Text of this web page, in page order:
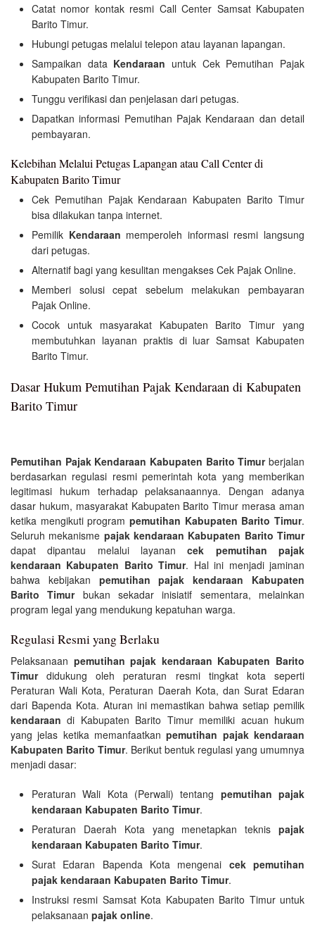
Catat nomor kontak resmi Call Center Samsat Kabupaten
Barito Timur.
Hubungi petugas melalui telepon atau layanan lapangan.
Sampaikan data Kendaraan untuk Cek Pemutihan Pajak
Kabupaten Barito Timur.
Tunggu verifikasi dan penjelasan dari petugas.
Dapatkan informasi Pemutihan Pajak Kendaraan dan detail
pembayaran.
Kelebihan Melalui Petugas Lapangan atau Call Center di
Kabupaten Barito Timur
Cek Pemutihan Pajak Kendaraan Kabupaten Barito Timur
bisa dilakukan tanpa internet.
Pemilik Kendaraan memperoleh informasi resmi langsung
dari petugas.
Alternatif bagi yang kesulitan mengakses Cek Pajak Online.
Memberi solusi cepat sebelum melakukan pembayaran
Pajak Online.
Cocok untuk masyarakat Kabupaten Barito Timur yang
membutuhkan layanan praktis di luar Samsat Kabupaten
Barito Timur.
Dasar Hukum Pemutihan Pajak Kendaraan di Kabupaten
Barito Timur
Pemutihan Pajak Kendaraan Kabupaten Barito Timurberjalan
berdasarkan regulasi resmi pemerintah kota yang memberikan
legitimasi hukum terhadap pelaksanaannya. Dengan adanya
dasar hukum, masyarakat Kabupaten Barito Timur merasa aman
ketika mengikuti program pemutihan Kabupaten Barito Timur.
Seluruh mekanisme pajak kendaraan Kabupaten Barito Timur
dapat dipantau melalui layanancek pemutihan pajak
kendaraan Kabupaten Barito Timur. Hal ini menjadi jaminan
bahwa kebijakan pemutihan pajak kendaraan Kabupaten
Barito Timurbukan sekadar inisiatif sementara, melainkan
program legal yang mendukung kepatuhan warga.
Regulasi Resmi yang Berlaku
Pelaksanaan pemutihan pajak kendaraan Kabupaten Barito
Timurdidukung oleh peraturan resmi tingkat kota seperti
Peraturan Wali Kota, Peraturan Daerah Kota, dan Surat Edaran
dari Bapenda Kota. Aturan ini memastikan bahwa setiap pemilik
kendaraan di Kabupaten Barito Timur memiliki acuan hukum
yang jelas ketika memanfaatkanpemutihan pajak kendaraan
Kabupaten Barito Timur. Berikut bentuk regulasi yang umumnya
menjadi dasar:
Peraturan Wali Kota (Perwali) tentang pemutihan pajak
kendaraan Kabupaten Barito Timur.
Peraturan Daerah Kota yang menetapkan teknis pajak
kendaraan Kabupaten Barito Timur.
Surat Edaran Bapenda Kota mengenai cek pemutihan
pajak kendaraan Kabupaten Barito Timur.
Instruksi resmi Samsat Kota Kabupaten Barito Timur untuk
pelaksanaan pajak online.